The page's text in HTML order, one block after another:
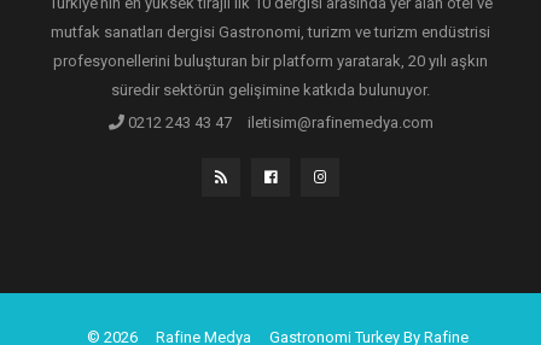
mutfak sanatları dergisi Gastronomi, turizm ve turizm endüstrisi
profesyonellerini buluşturan bir platform yaratarak, 20 yılı aşkın
süredir sektörün gelişimine katkıda bulunuyor.
0212 243 43 47
iletisim@rafinemedya.com
© 2026 Rafine Medya Gastronomi Turkey By Rafine